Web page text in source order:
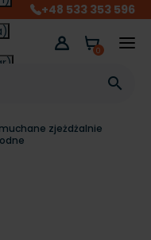
+48 533 353 596

0
zjeżdżalnie